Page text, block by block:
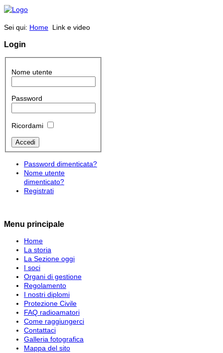
Sei qui: Home Link e video
Login
Nome utente
Password
Ricordami
Password dimenticata?
Nome utente
dimenticato?
Registrati
Menu principale
Home
La storia
La Sezione oggi
I soci
Organi di gestione
Regolamento
I nostri diplomi
Protezione Civile
FAQ radioamatori
Come raggiungerci
Contattaci
Galleria fotografica
Mappa del sito